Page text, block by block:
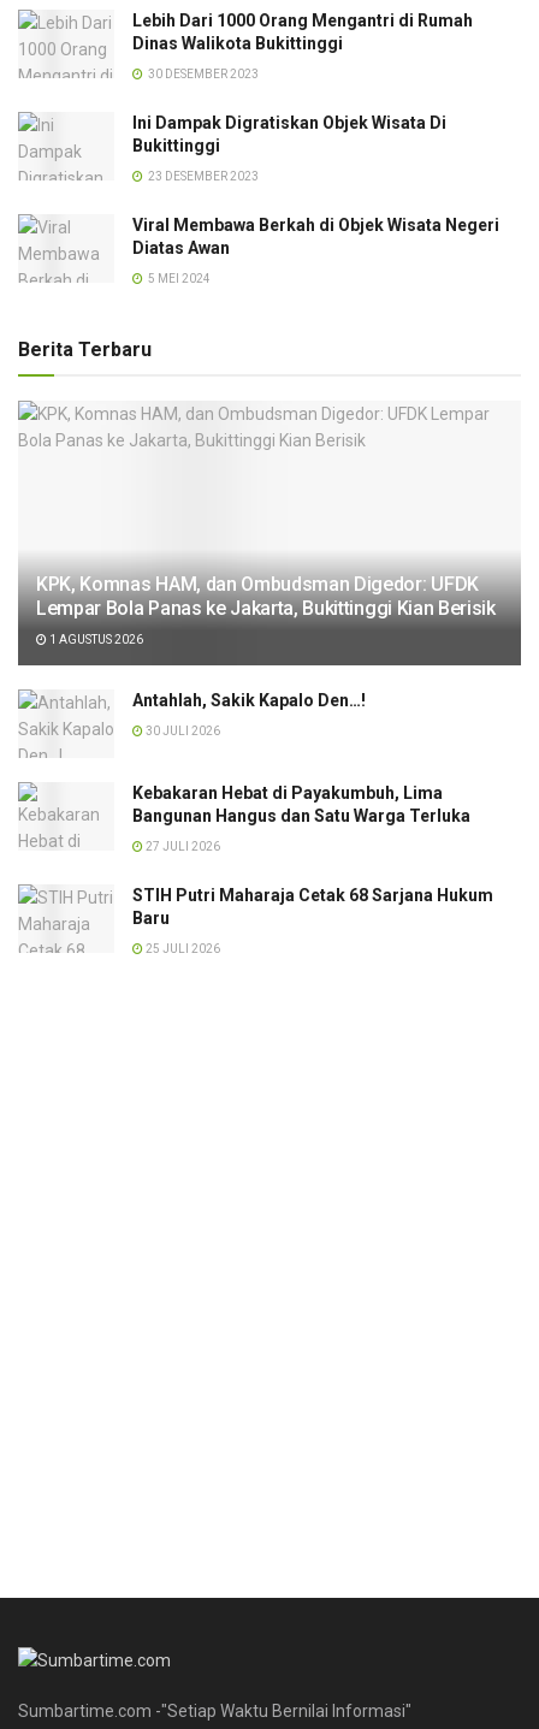
Lebih Dari 1000 Orang Mengantri di Rumah
Dinas Walikota Bukittinggi
30 DESEMBER 2023
Ini Dampak Digratiskan Objek Wisata Di
Bukittinggi
23 DESEMBER 2023
Viral Membawa Berkah di Objek Wisata Negeri
Diatas Awan
5 MEI 2024
Berita Terbaru
KPK, Komnas HAM, dan Ombudsman Digedor: UFDK
Lempar Bola Panas ke Jakarta, Bukittinggi Kian Berisik
1 AGUSTUS 2026
Antahlah, Sakik Kapalo Den…!
30 JULI 2026
Kebakaran Hebat di Payakumbuh, Lima
Bangunan Hangus dan Satu Warga Terluka
27 JULI 2026
STIH Putri Maharaja Cetak 68 Sarjana Hukum
Baru
25 JULI 2026
Sumbartime.com -"Setiap Waktu Bernilai Informasi"